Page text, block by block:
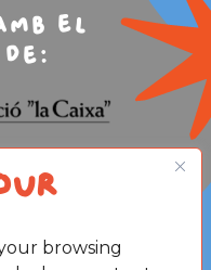
browsing
el